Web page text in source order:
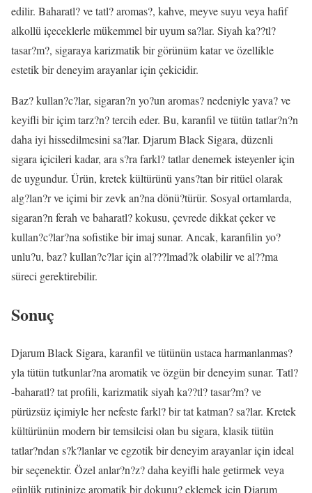
edilir. Baharatl? ve tatl? aromas?, kahve, meyve suyu veya hafif
alkollü içeceklerle mükemmel bir uyum sa?lar. Siyah ka??tl?
tasar?m?, sigaraya karizmatik bir görünüm katar ve özellikle
estetik bir deneyim arayanlar için çekicidir.
Baz? kullan?c?lar, sigaran?n yo?un aromas? nedeniyle yava? ve
keyifli bir içim tarz?n? tercih eder. Bu, karanfil ve tütün tatlar?n?n
daha iyi hissedilmesini sa?lar. Djarum Black Sigara, düzenli
sigara içicileri kadar, ara s?ra farkl? tatlar denemek isteyenler için
de uygundur. Ürün, kretek kültürünü yans?tan bir ritüel olarak
alg?lan?r ve içimi bir zevk an?na dönü?türür. Sosyal ortamlarda,
sigaran?n ferah ve baharatl? kokusu, çevrede dikkat çeker ve
kullan?c?lar?na sofistike bir imaj sunar. Ancak, karanfilin yo?
unlu?u, baz? kullan?c?lar için al???lmad?k olabilir ve al??ma
süreci gerektirebilir.
Sonuç
Djarum Black Sigara, karanfil ve tütünün ustaca harmanlanmas?
yla tütün tutkunlar?na aromatik ve özgün bir deneyim sunar. Tatl?
-baharatl? tat profili, karizmatik siyah ka??tl? tasar?m? ve
pürüzsüz içimiyle her nefeste farkl? bir tat katman? sa?lar. Kretek
kültürünün modern bir temsilcisi olan bu sigara, klasik tütün
tatlar?ndan s?k?lanlar ve egzotik bir deneyim arayanlar için ideal
bir seçenektir. Özel anlar?n?z? daha keyifli hale getirmek veya
günlük rutininize aromatik bir dokunu? eklemek için Djarum